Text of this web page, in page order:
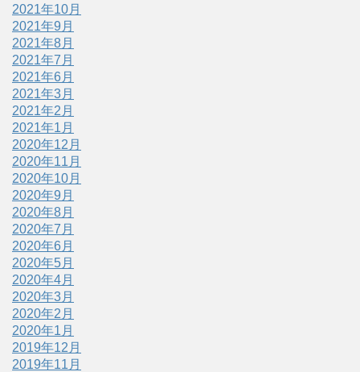
2021年10月
2021年9月
2021年8月
2021年7月
2021年6月
2021年3月
2021年2月
2021年1月
2020年12月
2020年11月
2020年10月
2020年9月
2020年8月
2020年7月
2020年6月
2020年5月
2020年4月
2020年3月
2020年2月
2020年1月
2019年12月
2019年11月